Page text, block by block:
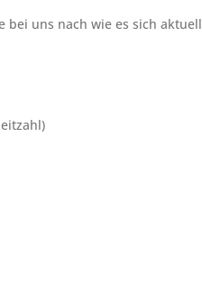
bei uns nach wie es sich aktuell